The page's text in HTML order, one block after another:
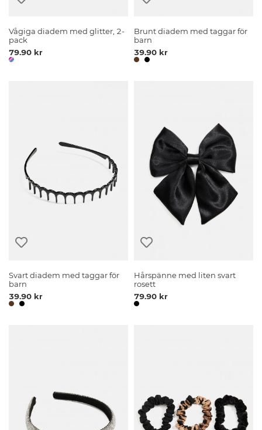
Vågiga diadem med glitter, 2-
pack
79.90 kr
Brunt diadem med taggar för
barn
39.90 kr
Svart diadem med taggar för
barn
39.90 kr
Hårspänne med liten svart
rosett
79.90 kr